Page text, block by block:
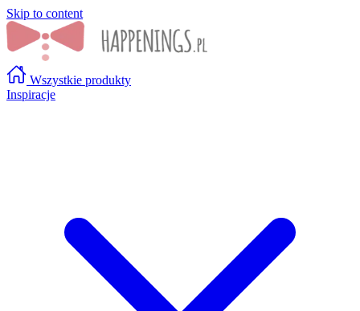
Skip to content
Wszystkie produkty
Inspiracje